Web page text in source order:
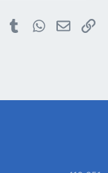
PinterestTumblrWhatsApp
Email